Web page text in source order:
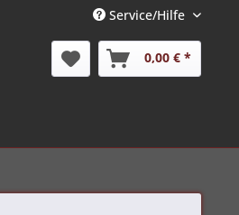
Service/Hilfe
0,00 € *